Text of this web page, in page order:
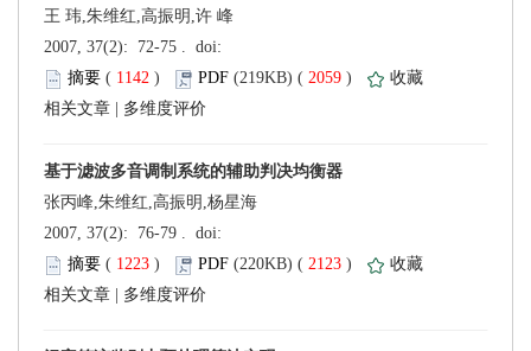
王 玮,朱维红,高振明,许 峰
( ) 2059 )
张丙峰,朱维红,高振明,杨星海
( ) 2123 )